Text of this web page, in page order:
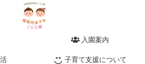
入園案内
子育て支援について